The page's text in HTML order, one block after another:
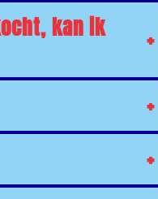
kan ik